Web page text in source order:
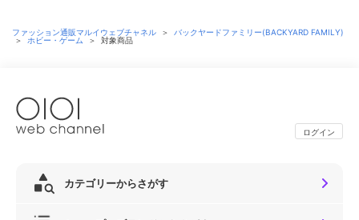
ファッション通販マルイウェブチャネル ＞
バックヤードファミリー(BACKYARD FAMILY)
＞
ホビー・ゲーム ＞ 対象商品
ログイン
カテゴリーからさがす